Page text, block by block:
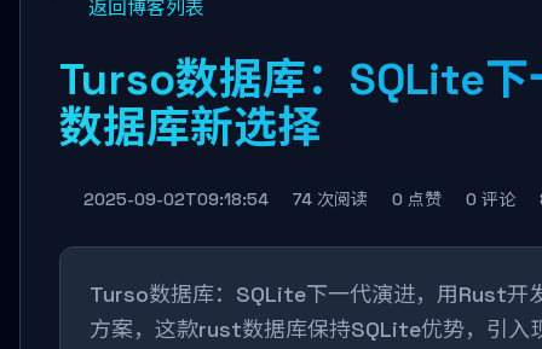
返回博客列表
Turso数据库：SQLite
数据库新选择
2025-09-02T09:18:54 74 次阅读 0 点赞 0 评论
Turso数据库：SQLite下一代演进，用Rust
方案，这款rust数据库保持SQLite优势，引入